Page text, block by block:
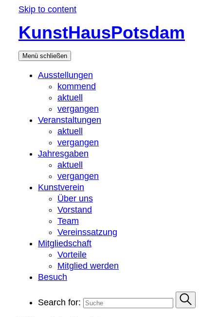
Skip to content
KunstHausPotsdam
Menü schließen
Ausstellungen
kommend
aktuell
vergangen
Veranstaltungen
aktuell
vergangen
Jahresgaben
aktuell
vergangen
Kunstverein
Über uns
Vorstand
Team
Vereinssatzung
Mitgliedschaft
Vorteile
Mitglied werden
Besuch
Search for: